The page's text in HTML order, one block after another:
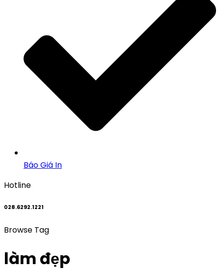
Báo Giá In
Hotline
028.6292.1221
Browse Tag
làm đẹp